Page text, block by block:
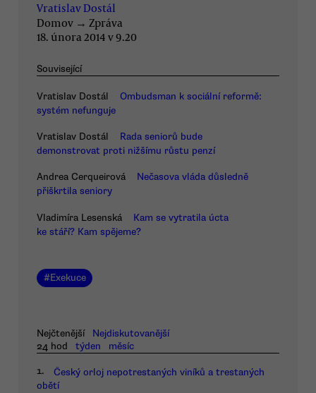
Vratislav Dostál
Domov → Zpráva
18. února 2014 v 9.20
Související
Vratislav Dostál
Ombudsman k sociální reformě:
systém nefunguje
Vratislav Dostál
Rada seniorů bude
demonstrovat proti nižšímu růstu penzí
Andrea Cerqueirová
Nečasova vláda důsledně
přiškrtila seniory
Vladimíra Lesenská
Kam se vytratila úcta
ke stáří? Kam spějeme?
#Exekuce
Nejčtenější
Nejdiskutovanější
24 hod
týden měsíc
1.
Český orloj nepotrestaných viníků a trestaných
obětí